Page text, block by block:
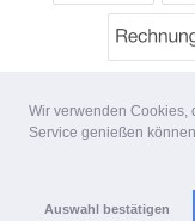
Wir verwenden Cookies,
Service genießen
Auswahl bestätigen
* Alle